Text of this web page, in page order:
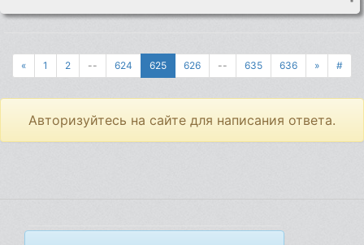
« 1 2 -- 624 625 626 -- 635 636 » #
Авторизуйтесь на сайте для написания ответа.